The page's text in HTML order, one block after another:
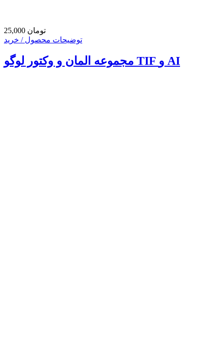
25,000 تومان
توضیحات محصول / خرید
مجموعه المان و وکتور لوگو TIF و AI